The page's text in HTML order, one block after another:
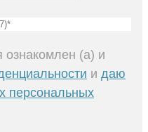
(а) и
и даю
персональных